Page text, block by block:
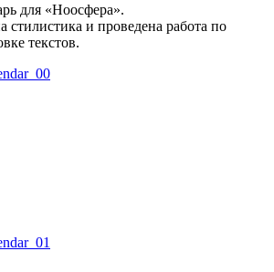
для «Ноосфера».
стилистика и проведена работа по
текстов.